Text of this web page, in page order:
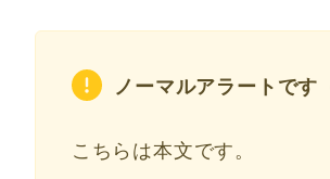
ノーマルアラートです
こちらは本文です。